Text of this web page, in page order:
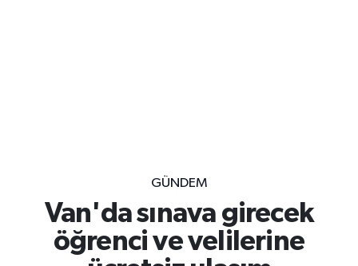
GÜNDEM
Van'da sınava girecek
öğrenci ve velilerine